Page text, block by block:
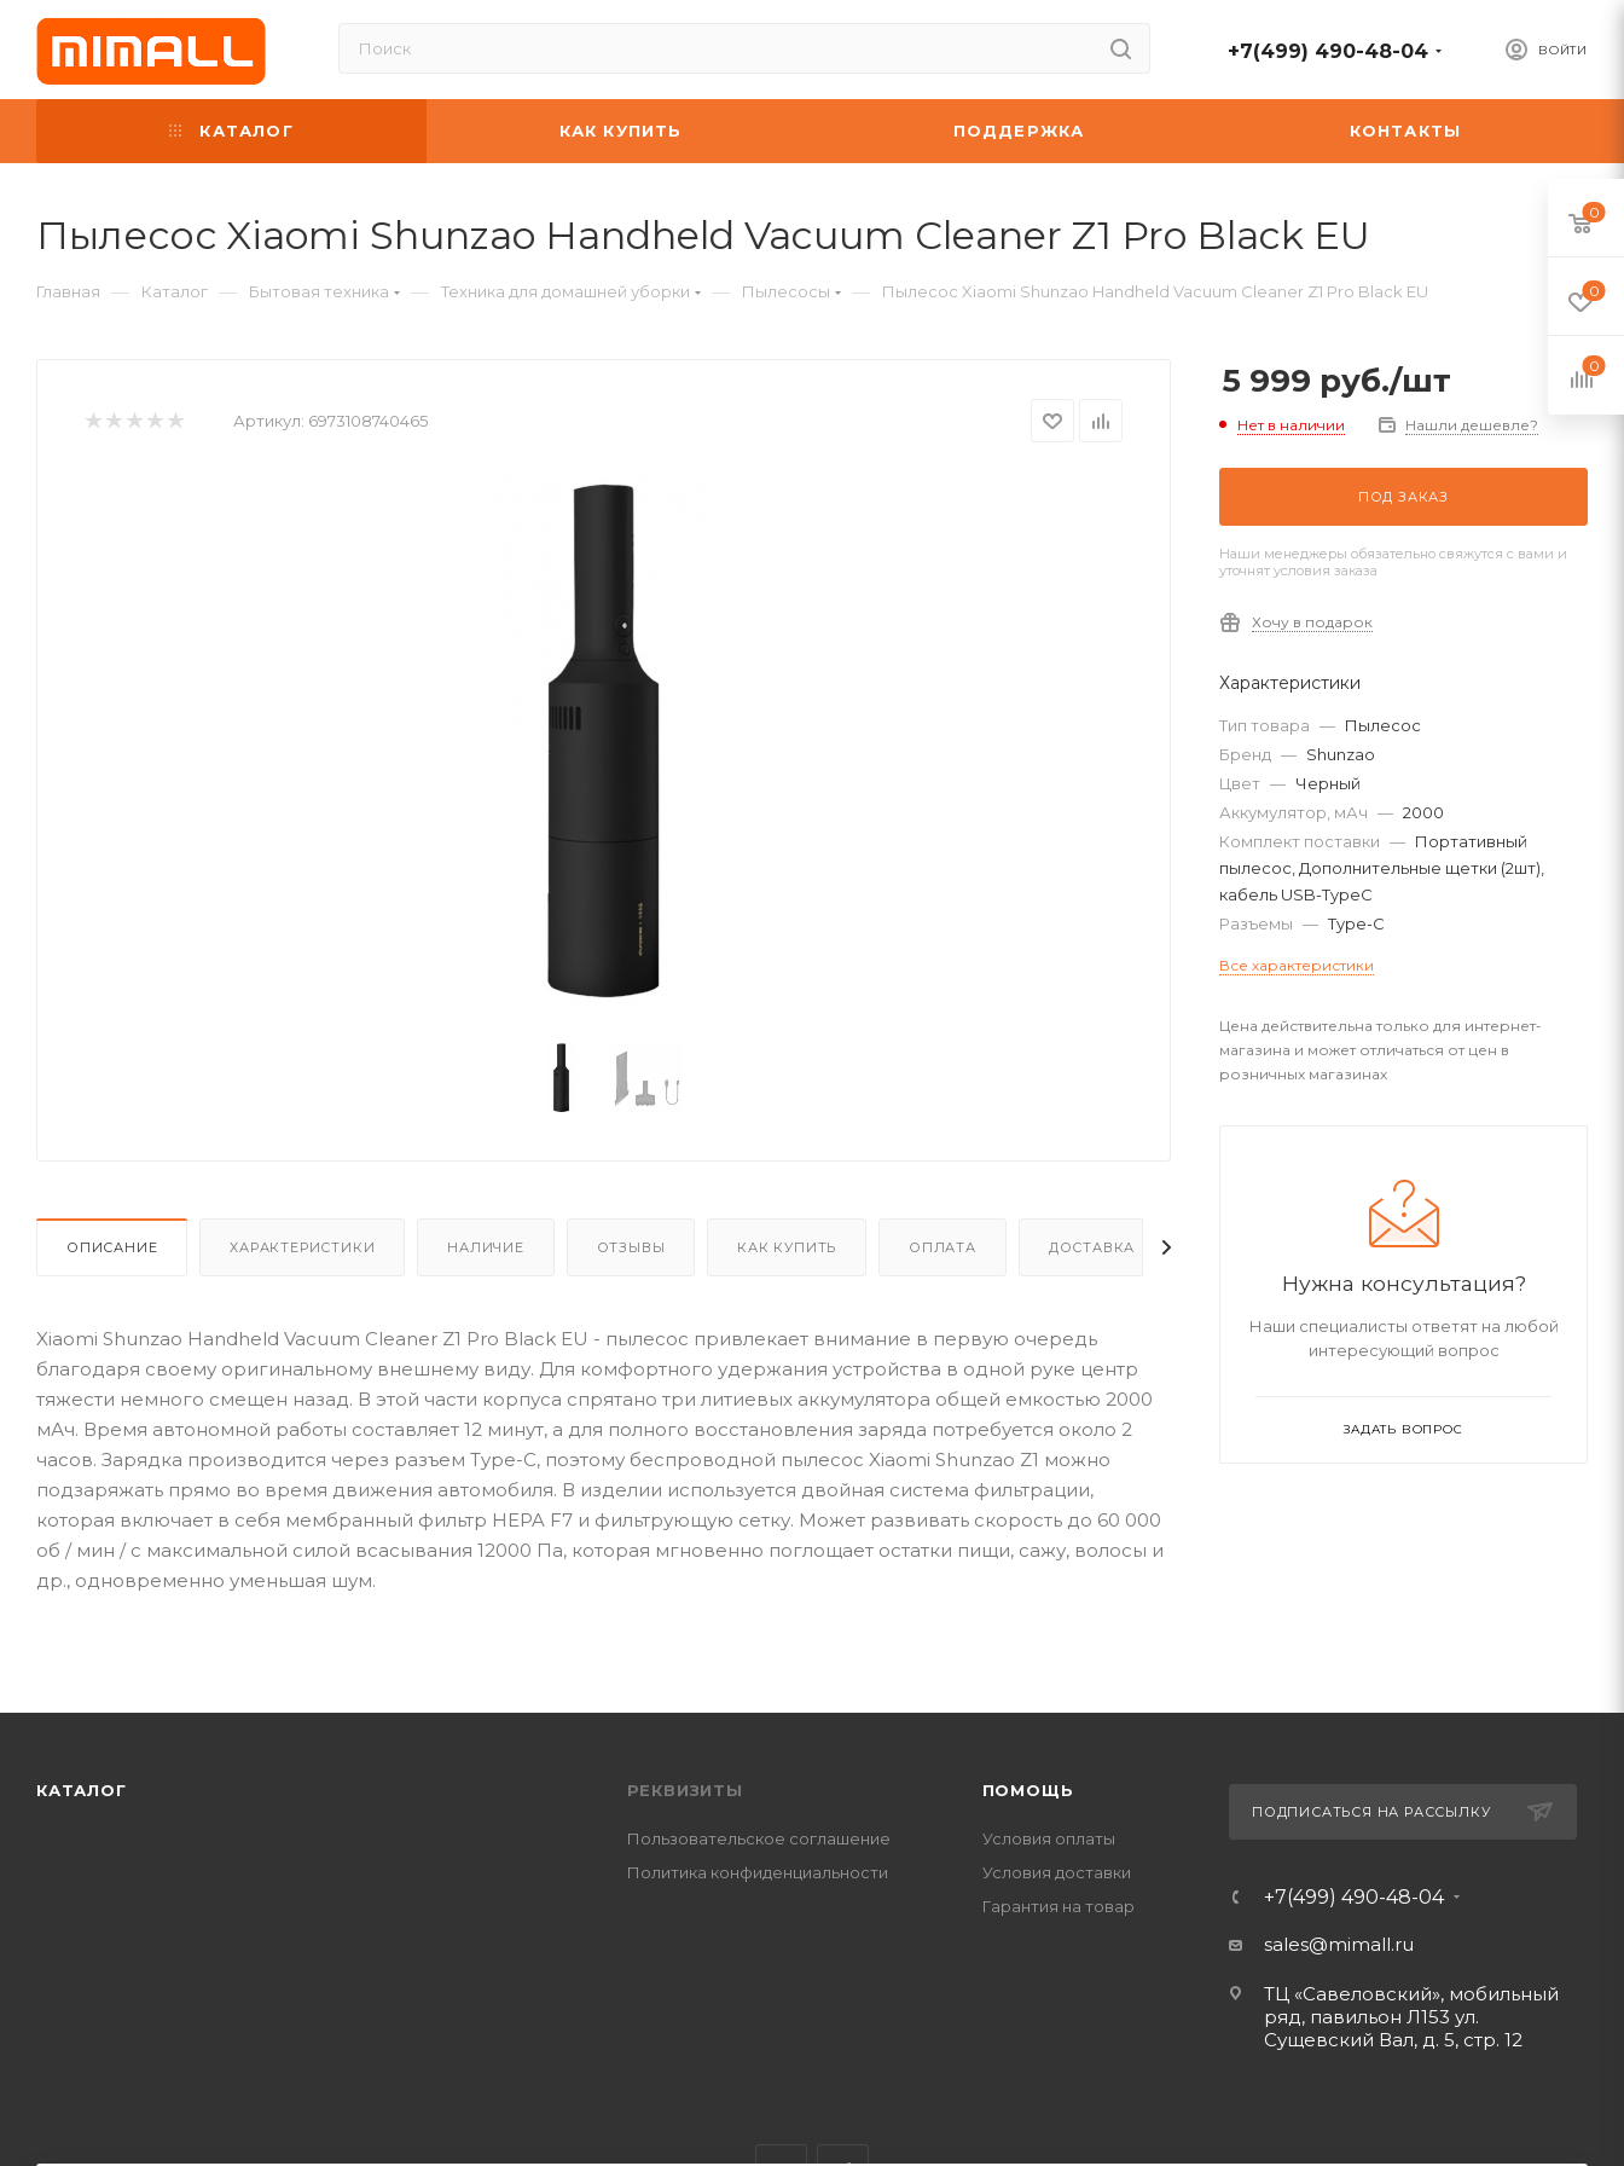
ВОЙТИ
+7(499) 490-48-04
КАТАЛОГ КАК КУПИТЬ ПОДДЕРЖКА КОНТАКТЫ
Пылесос Xiaomi Shunzao Handheld Vacuum Cleaner Z1 Pro Black EU
Главная — Каталог — Бытовая техника — Техника для домашней уборки — Пылесосы — Пылесос Xiaomi Shunzao Handheld Vacuum Cleaner Z1 Pro Black EU
Артикул: 6973108740465
ОПИСАНИЕ ХАРАКТЕРИСТИКИ НАЛИЧИЕ ОТЗЫВЫ КАК КУПИТЬ ОПЛАТА ДОСТАВКА
Xiaomi Shunzao Handheld Vacuum Cleaner Z1 Pro Black EU - пылесос привлекает внимание в первую очередь
благодаря своему оригинальному внешнему виду. Для комфортного удержания устройства в одной руке центр
тяжести немного смещен назад. В этой части корпуса спрятано три литиевых аккумулятора общей емкостью 2000
мАч. Время автономной работы составляет 12 минут, а для полного восстановления заряда потребуется около 2
часов. Зарядка производится через разъем Type-C, поэтому беспроводной пылесос Xiaomi Shunzao Z1 можно
подзаряжать прямо во время движения автомобиля. В изделии используется двойная система фильтрации,
которая включает в себя мембранный фильтр HEPA F7 и фильтрующую сетку. Может развивать скорость до 60 000
об / мин / с максимальной силой всасывания 12000 Па, которая мгновенно поглощает остатки пищи, сажу, волосы и
др., одновременно уменьшая шум.
5 999 руб./шт
Нет в наличии Нашли дешевле?
ПОД ЗАКАЗ
Наши менеджеры обязательно свяжутся с вами и
уточнят условия заказа
Хочу в подарок
Характеристики
Тип товара — Пылесос
Бренд — Shunzao
Цвет — Черный
Аккумулятор, мАч — 2000
Комплект поставки — Портативный
пылесос, Дополнительные щетки (2шт),
кабель USB-TypeC
Разъемы — Type-C
Все характеристики
Цена действительна только для интернет-
магазина и может отличаться от цен в
розничных магазинах
Нужна консультация?
Наши специалисты ответят на любой
интересующий вопрос
ЗАДАТЬ ВОПРОС
КАТАЛОГ РЕКВИЗИТЫ
Пользовательское соглашение
Политика конфиденциальности
ПОМОЩЬ
Условия оплаты
Условия доставки
Гарантия на товар
ПОДПИСАТЬСЯ НА РАССЫЛКУ
+7(499) 490-48-04
sales@mimall.ru
ТЦ «Савеловский», мобильный
ряд, павильон Л153 ул.
Сущевский Вал, д. 5, стр. 12
0
0
0